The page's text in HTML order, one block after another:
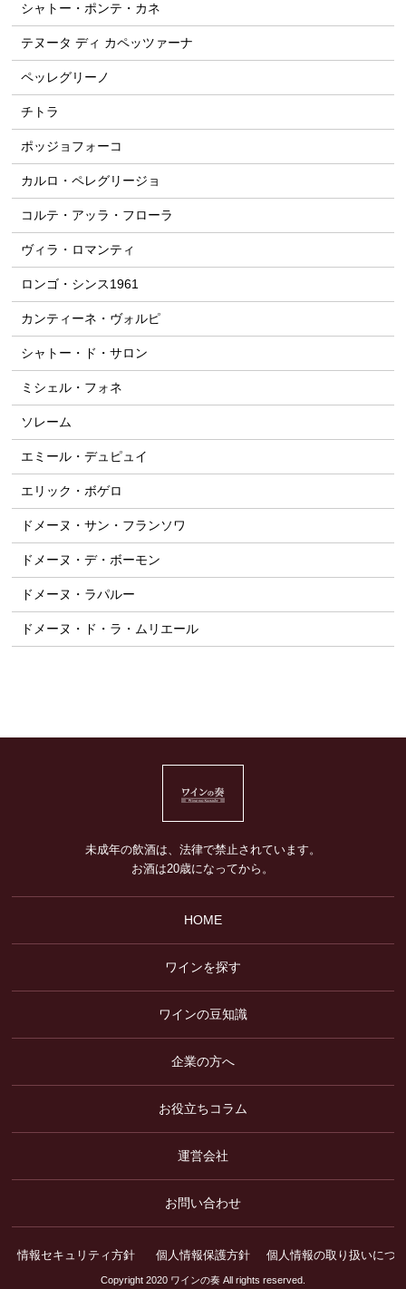
シャトー・ポンテ・カネ
テヌータ ディ カペッツァーナ
ペッレグリーノ
チトラ
ポッジョフォーコ
カルロ・ペレグリージョ
コルテ・アッラ・フローラ
ヴィラ・ロマンティ
ロンゴ・シンス1961
カンティーネ・ヴォルピ
シャトー・ド・サロン
ミシェル・フォネ
ソレーム
エミール・デュピュイ
エリック・ボゲロ
ドメーヌ・サン・フランソワ
ドメーヌ・デ・ボーモン
ドメーヌ・ラパルー
ドメーヌ・ド・ラ・ムリエール
未成年の飲酒は、法律で禁止されています。
お酒は20歳になってから。
HOME
ワインを探す
ワインの豆知識
企業の方へ
お役立ちコラム
運営会社
お問い合わせ
情報セキュリティ方針 個人情報保護方針 個人情報の取り扱いにつ
Copyright 2020 ワインの奏 All rights reserved.